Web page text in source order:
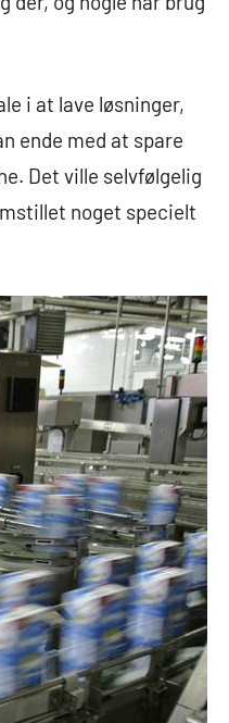
i at lave løsninger,
ende med at spare
Det ville selvfølgelig
noget specielt